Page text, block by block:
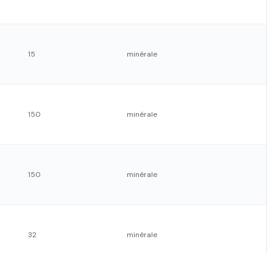
15 minérale
150 minérale
150 minérale
32 minérale